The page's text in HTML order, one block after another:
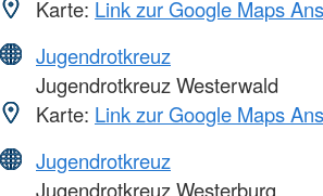
Karte: Link zur Google Maps
Jugendrotkreuz
Jugendrotkreuz Westerwald
Karte: Link zur Google Maps
Jugendrotkreuz
Jugendrotkreuz Westerburg